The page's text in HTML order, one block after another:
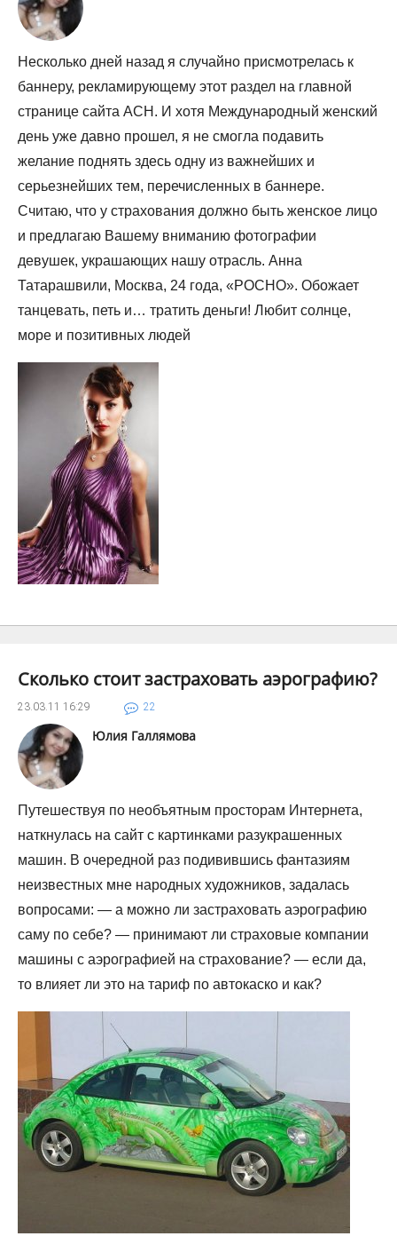
Несколько дней назад я случайно присмотрелась к
баннеру, рекламирующему этот раздел на главной
странице сайта АСН. И хотя Международный женский
день уже давно прошел, я не смогла подавить
желание поднять здесь одну из важнейших и
серьезнейших тем, перечисленных в баннере.
Считаю, что у страхования должно быть женское лицо
и предлагаю Вашему вниманию фотографии
девушек, украшающих нашу отрасль. Анна
Татарашвили, Москва, 24 года, «РОСНО». Обожает
танцевать, петь и… тратить деньги! Любит солнце,
море и позитивных людей
Юлия Галлямова
Сколько стоит застраховать аэрографию?
23.03.11 16:29 22
Путешествуя по необъятным просторам Интернета,
наткнулась на сайт с картинками разукрашенных
машин. В очередной раз подивившись фантазиям
неизвестных мне народных художников, задалась
вопросами: — а можно ли застраховать аэрографию
саму по себе? — принимают ли страховые компании
машины с аэрографией на страхование? — если да,
то влияет ли это на тариф по автокаско и как?